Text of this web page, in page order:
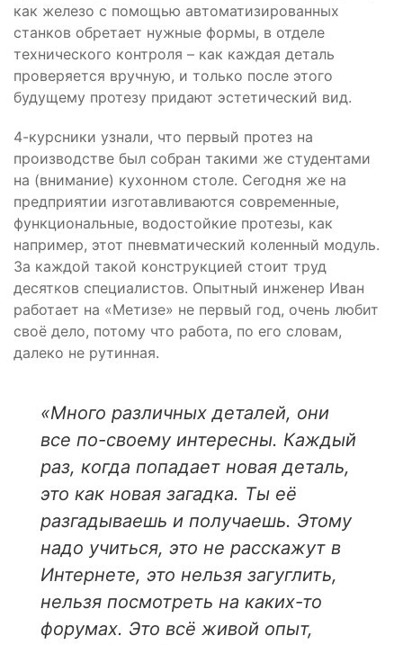
как железо с помощью автоматизированных
станков обретает нужные формы, в отделе
технического контроля – как каждая деталь
проверяется вручную, и только после этого
будущему протезу придают эстетический вид.
4-курсники узнали, что первый протез на
производстве был собран такими же студентами
на (внимание) кухонном столе. Сегодня же на
предприятии изготавливаются современные,
функциональные, водостойкие протезы, как
например, этот пневматический коленный модуль.
За каждой такой конструкцией стоит труд
десятков специалистов. Опытный инженер Иван
работает на «Метизе» не первый год, очень любит
своё дело, потому что работа, по его словам,
далеко не рутинная.
«Много различных деталей, они
все по-своему интересны. Каждый
раз, когда попадает новая деталь,
это как новая загадка. Ты её
разгадываешь и получаешь. Этому
надо учиться, это не расскажут в
Интернете, это нельзя загуглить,
нельзя посмотреть на каких-то
форумах. Это всё живой опыт,